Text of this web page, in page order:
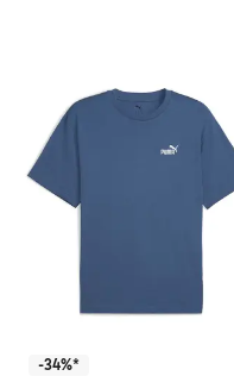
-34%*